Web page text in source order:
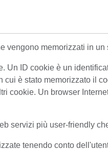
memorizzati in
ID cookie è un
è stato memorizzato il
cookie. Un browser
servizi più user-friendly
tenendo conto